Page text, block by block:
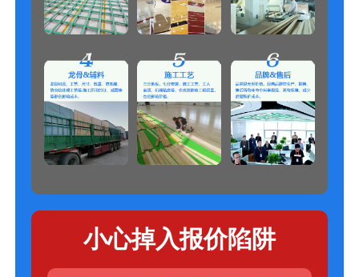
小心掉入报价陷阱